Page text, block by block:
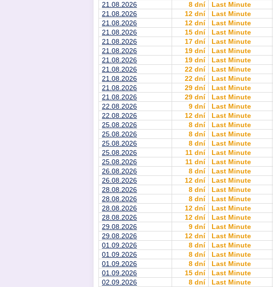
21.08.2026
8 dní Last Minute
21.08.2026
12 dní Last Minute
21.08.2026
12 dní Last Minute
21.08.2026
15 dní Last Minute
21.08.2026
17 dní Last Minute
21.08.2026
19 dní Last Minute
21.08.2026
19 dní Last Minute
21.08.2026
22 dní Last Minute
21.08.2026
22 dní Last Minute
21.08.2026
29 dní Last Minute
21.08.2026
29 dní Last Minute
22.08.2026
9 dní Last Minute
22.08.2026
12 dní Last Minute
25.08.2026
8 dní Last Minute
25.08.2026
8 dní Last Minute
25.08.2026
8 dní Last Minute
25.08.2026
11 dní Last Minute
25.08.2026
11 dní Last Minute
26.08.2026
8 dní Last Minute
26.08.2026
12 dní Last Minute
28.08.2026
8 dní Last Minute
28.08.2026
8 dní Last Minute
28.08.2026
12 dní Last Minute
28.08.2026
12 dní Last Minute
29.08.2026
9 dní Last Minute
29.08.2026
12 dní Last Minute
01.09.2026
8 dní Last Minute
01.09.2026
8 dní Last Minute
01.09.2026
8 dní Last Minute
01.09.2026
15 dní Last Minute
02.09.2026
8 dní Last Minute